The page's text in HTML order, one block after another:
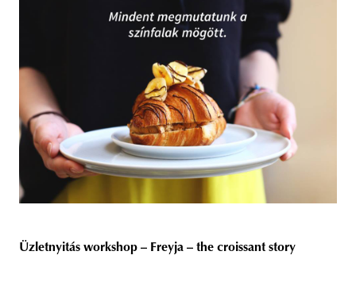
Üzletnyitás workshop – Freyja – the croissant story